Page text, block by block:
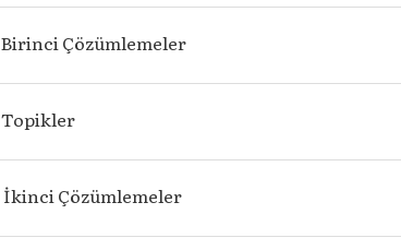
Birinci Çözümlemeler
Topikler
İkinci Çözümlemeler